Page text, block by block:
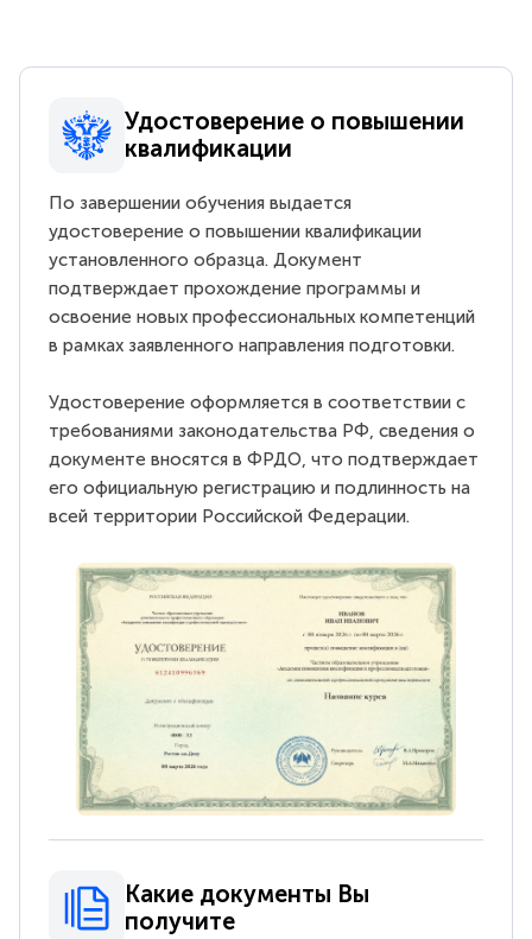
Удостоверение о повышении
квалификации
По завершении обучения выдается
удостоверение о повышении квалификации
установленного образца. Документ
подтверждает прохождение программы и
освоение новых профессиональных компетенций
в рамках заявленного направления подготовки.
Удостоверение оформляется в соответствии с
требованиями законодательства РФ, сведения о
документе вносятся в ФРДО, что подтверждает
его официальную регистрацию и подлинность на
всей территории Российской Федерации.
Какие документы Вы
получите